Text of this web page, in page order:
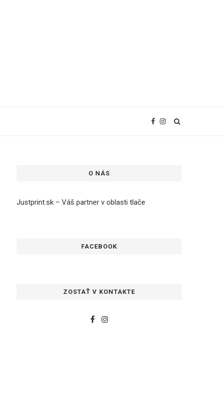
O NÁS
Justprint.sk – Váš partner v oblasti tlače
FACEBOOK
ZOSTAŤ V KONTAKTE